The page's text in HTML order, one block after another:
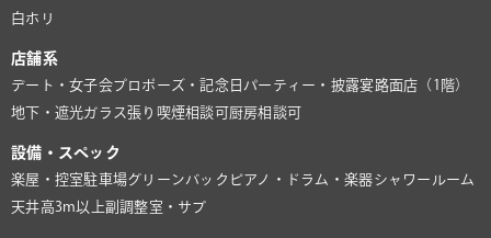
白ホリ
店舗系
デート・女子会プロポーズ・記念日 パーティー・披露宴路面店（1階）
地下・遮光ガラス張り 喫煙相談可 厨房相談可
設備・スペック
楽屋・控室駐車場グリーンバック ピアノ・ドラム・楽器シャワールーム
天井高3m以上副調整室・サブ